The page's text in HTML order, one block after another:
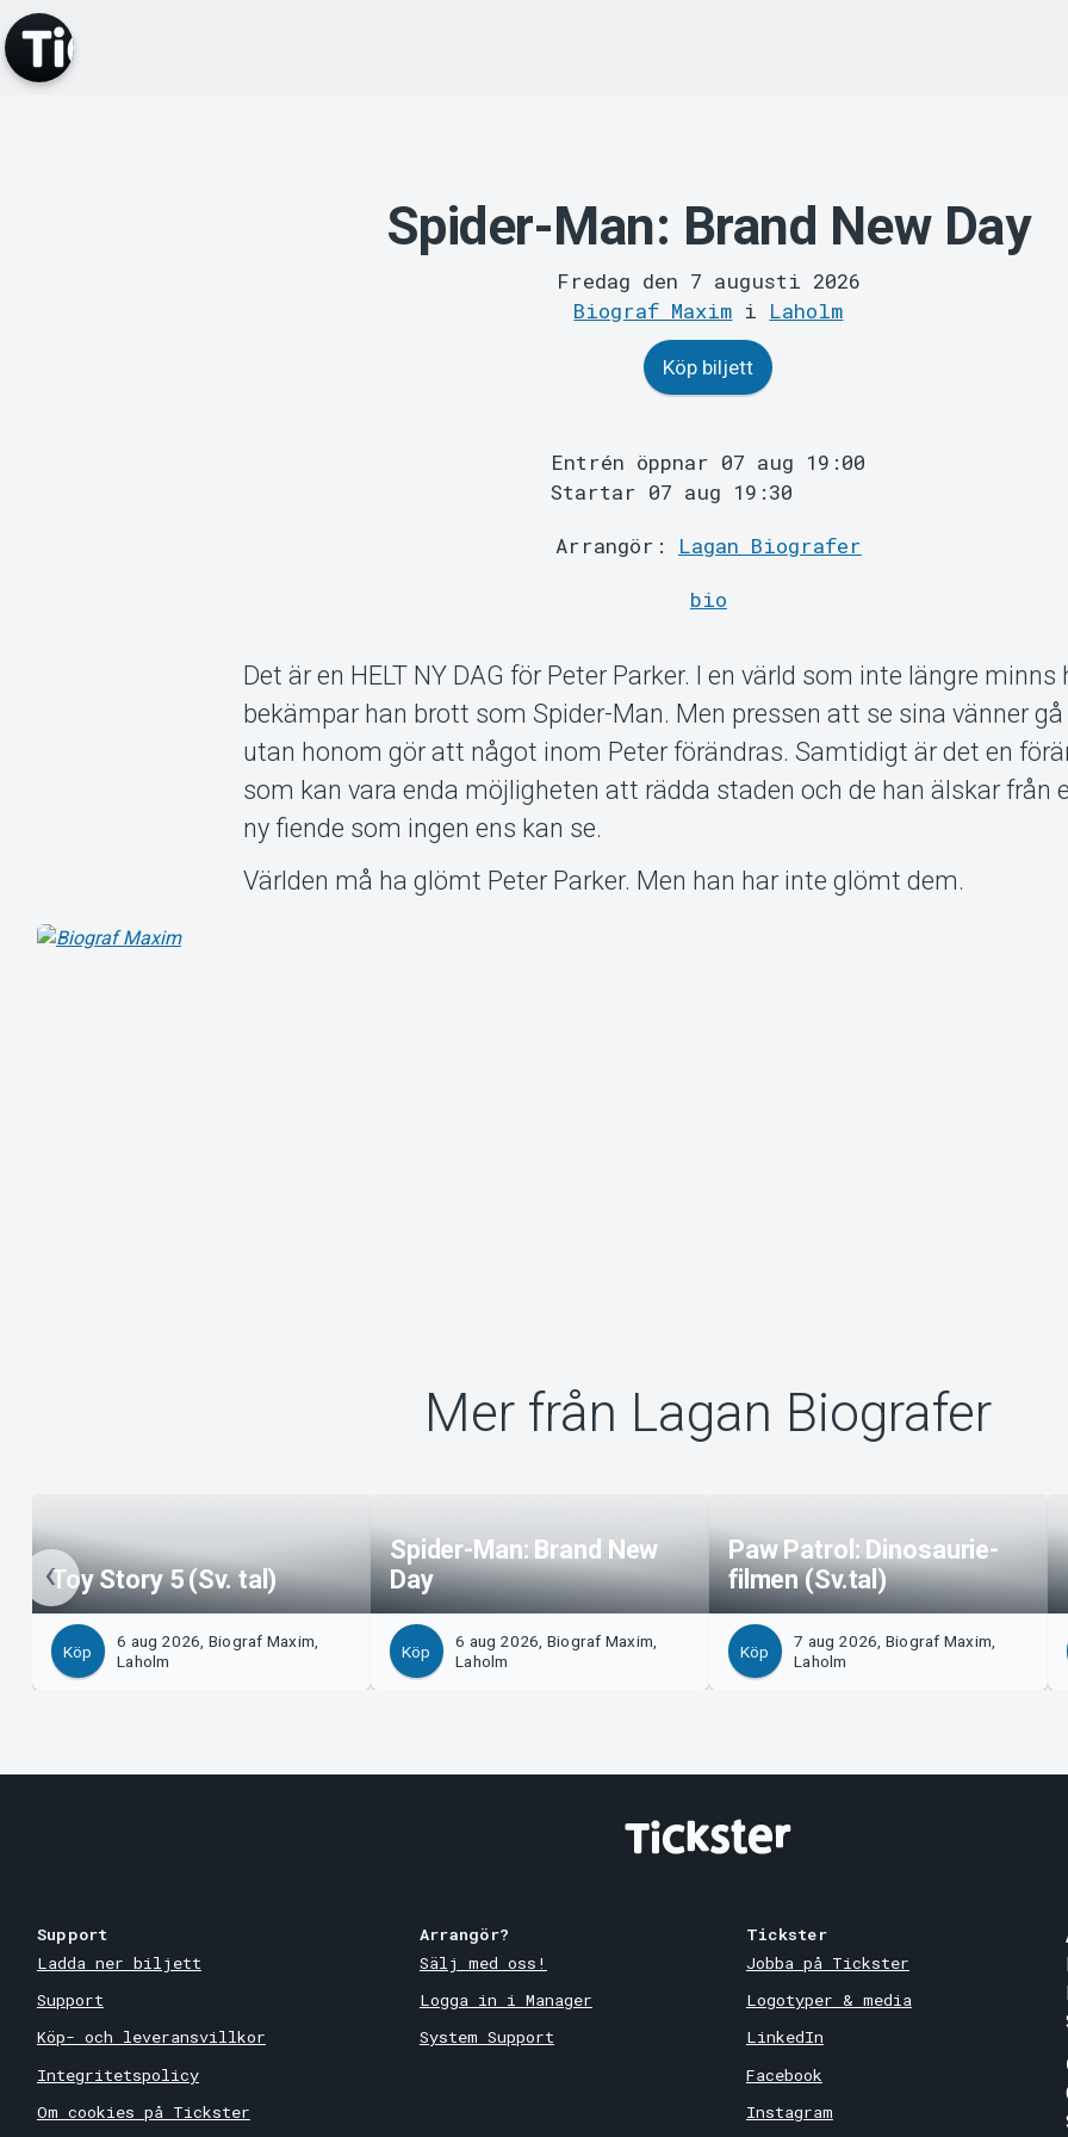
Spider-Man: Brand New Day
Fredag den 7 augusti 2026
Biograf Maxim i Laholm
Köp biljett
Entrén öppnar 07 aug 19:00
Startar 07 aug 19:30
Arrangör: Lagan Biografer
bio
Det är en HELT NY DAG för Peter Parker. I en värld som inte längre minns
bekämpar han brott som Spider-Man. Men pressen att se sina vänner gå
utan honom gör att något inom Peter förändras. Samtidigt är det en
som kan vara enda möjligheten att rädda staden och de han älskar från
ny fiende som ingen ens kan se.
Världen må ha glömt Peter Parker. Men han har inte glömt dem.
Mer från Lagan Biografer
Toy Story 5 (Sv. tal)
Köp
6 aug 2026, Biograf Maxim,
Laholm
Spider-Man: Brand New
Day
Köp
6 aug 2026, Biograf Maxim,
Laholm
Paw Patrol: Dinosaurie-
filmen (Sv.tal)
Köp
7 aug 2026, Biograf Maxim,
Laholm
Support
Ladda ner biljett
Support
Köp- och leveransvillkor
Integritetspolicy
Om cookies på Tickster
Arrangör?
Sälj med oss!
Logga in i Manager
System Support
Tickster
Jobba på Tickster
Logotyper & media
LinkedIn
Facebook
Instagram